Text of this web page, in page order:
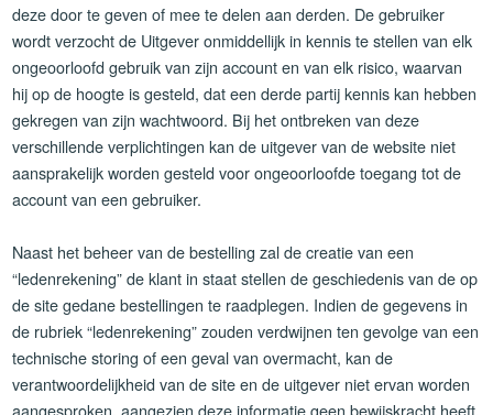
deze door te geven of mee te delen aan derden. De gebruiker
wordt verzocht de Uitgever onmiddellijk in kennis te stellen van elk
ongeoorloofd gebruik van zijn account en van elk risico, waarvan
hij op de hoogte is gesteld, dat een derde partij kennis kan hebben
gekregen van zijn wachtwoord. Bij het ontbreken van deze
verschillende verplichtingen kan de uitgever van de website niet
aansprakelijk worden gesteld voor ongeoorloofde toegang tot de
account van een gebruiker.
Naast het beheer van de bestelling zal de creatie van een
“ledenrekening” de klant in staat stellen de geschiedenis van de op
de site gedane bestellingen te raadplegen. Indien de gegevens in
de rubriek “ledenrekening” zouden verdwijnen ten gevolge van een
technische storing of een geval van overmacht, kan de
verantwoordelijkheid van de site en de uitgever niet ervan worden
aangesproken, aangezien deze informatie geen bewijskracht heeft,